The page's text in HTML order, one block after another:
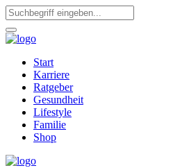
Start
Karriere
Ratgeber
Gesundheit
Lifestyle
Familie
Shop